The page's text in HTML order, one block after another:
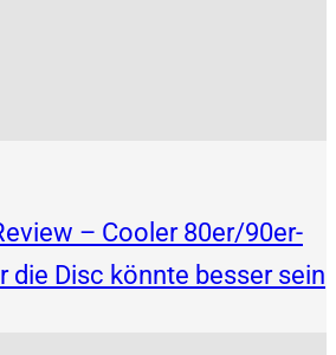
– Cooler 80er/90er-
die Disc könnte besser sein